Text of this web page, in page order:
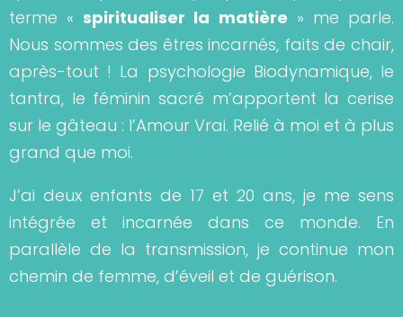
terme «spiritualiser la matière » me parle.
Nous sommes des êtres incarnés, faits de chair,
après-tout ! La psychologie Biodynamique, le
tantra, le féminin sacré m’apportent la cerise
sur le gâteau : l’Amour Vrai. Relié à moi et à plus
grand que moi.
J’ai deux enfants de 17 et 20 ans, je me sens
intégrée et incarnée dans ce monde. En
parallèle de la transmission, je continue mon
chemin de femme, d’éveil et de guérison.